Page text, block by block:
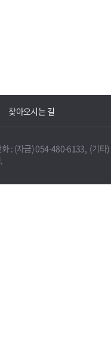
찾아오시는 길
: (자금) 054-480-6133, (기타